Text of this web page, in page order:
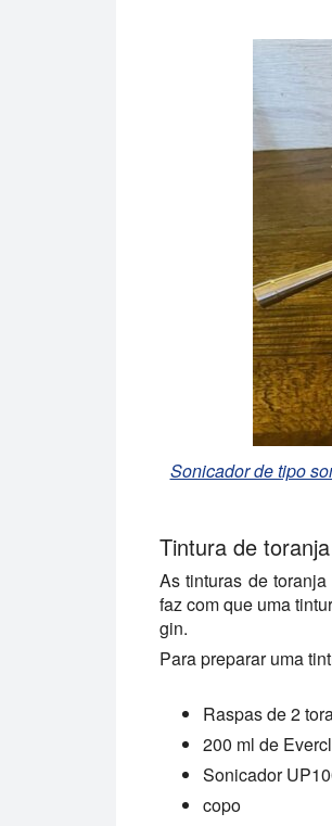
Sonicador de tipo
Tintura de
As tinturas de
faz com que uma
gin.
Para preparar uma
Raspas de 2
200 ml de
Sonicador
copo